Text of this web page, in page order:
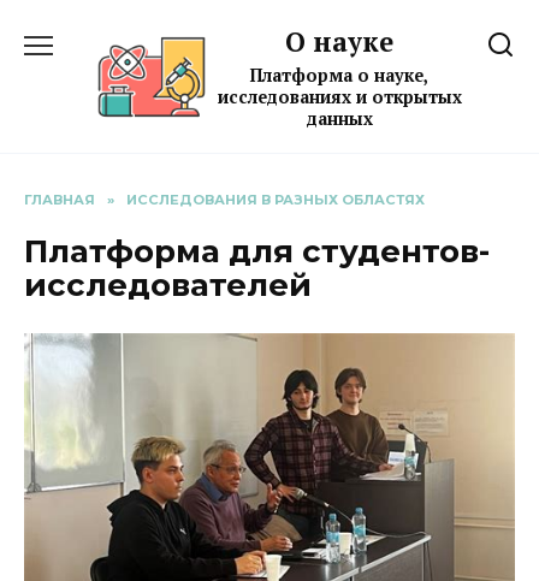
содержанию
О науке
Платформа о науке,
исследованиях и открытых
данных
ГЛАВНАЯ » ИССЛЕДОВАНИЯ В РАЗНЫХ ОБЛАСТЯХ
Платформа для студентов-
исследователей